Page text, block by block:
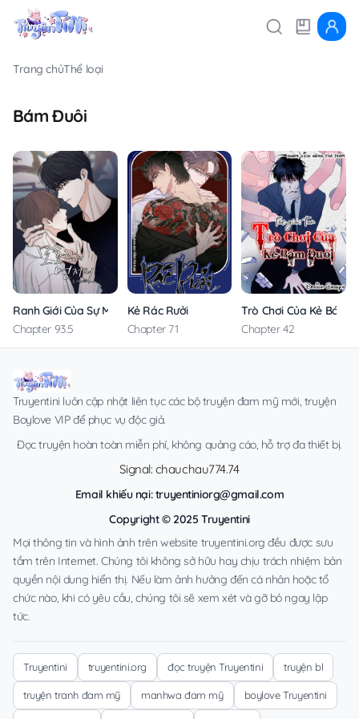
Trang chủThể loại
Bám Đuôi
Ranh Giới Của Sự Mơ Hồ
Chapter 93.5
Kẻ Rác Rưởi
Chapter 71
Trò Chơi Của Kẻ Bám
Chapter 42
Truyentini luôn cập nhật liên tục các bộ truyện đam mỹ mới, truyện
Boylove VIP để phục vụ độc giả.
Đọc truyện hoàn toàn miễn phí, không quảng cáo, hỗ trợ đa thiết bị.
Signal: chauchau774.74
Email khiếu nại:truyentiniorg@gmail.com
Copyright © 2025 Truyentini
Mọi thông tin và hình ảnh trên website truyentini.org đều được sưu
tầm trên Internet. Chúng tôi không sở hữu hay chịu trách nhiệm bản
quyền nội dung hiển thị. Nếu làm ảnh hưởng đến cá nhân hoặc tổ
chức nào, khi có yêu cầu, chúng tôi sẽ xem xét và gỡ bỏ ngay lập
tức.
Truyentini truyentini.org đọc truyện Truyentini truyện bl
truyện tranh đam mỹ manhwa đam mỹ boylove Truyentini